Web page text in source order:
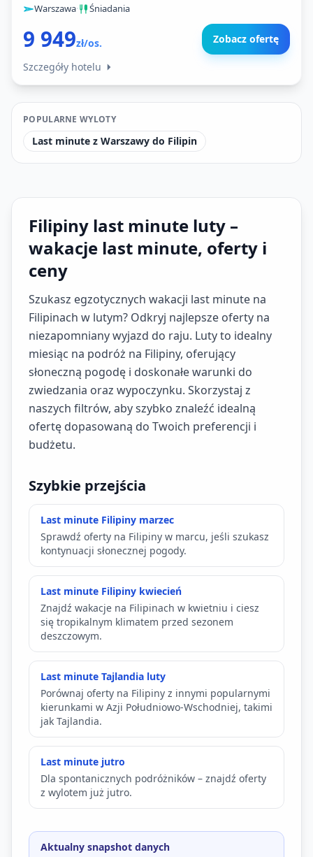
Warszawa· Śniadania
9 949zł/os. Zobacz ofertę
Szczegóły hotelu
POPULARNE WYLOTY
Last minute z Warszawy do Filipin
Filipiny last minute luty –
wakacje last minute, oferty i
ceny
Szukasz egzotycznych wakacji last minute na
Filipinach w lutym? Odkryj najlepsze oferty na
niezapomniany wyjazd do raju. Luty to idealny
miesiąc na podróż na Filipiny, oferujący
słoneczną pogodę i doskonałe warunki do
zwiedzania oraz wypoczynku. Skorzystaj z
naszych filtrów, aby szybko znaleźć idealną
ofertę dopasowaną do Twoich preferencji i
budżetu.
Szybkie przejścia
Last minute Filipiny marzec
Sprawdź oferty na Filipiny w marcu, jeśli szukasz
kontynuacji słonecznej pogody.
Last minute Filipiny kwiecień
Znajdź wakacje na Filipinach w kwietniu i ciesz
się tropikalnym klimatem przed sezonem
deszczowym.
Last minute Tajlandia luty
Porównaj oferty na Filipiny z innymi popularnymi
kierunkami w Azji Południowo-Wschodniej, takimi
jak Tajlandia.
Last minute jutro
Dla spontanicznych podróżników – znajdź oferty
z wylotem już jutro.
Aktualny snapshot danych